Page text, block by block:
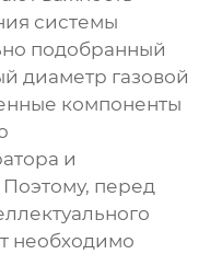
системы
подобранный
диаметр газовой
компоненты
и
перед
необходимо